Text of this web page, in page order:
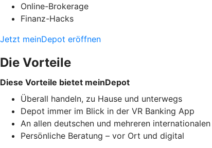
Online-Brokerage
Finanz-Hacks
Jetzt meinDepot eröffnen
Die Vorteile
Diese Vorteile bietet meinDepot
Überall handeln, zu Hause und unterwegs
Depot immer im Blick in der VR Banking App
An allen deutschen und mehreren
Persönliche Beratung – vor Ort und digital